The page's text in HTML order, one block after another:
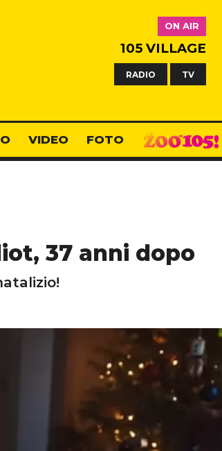
ON AIR
105 VILLAGE
RADIO TV
VIDEO FOTO
37 anni dopo